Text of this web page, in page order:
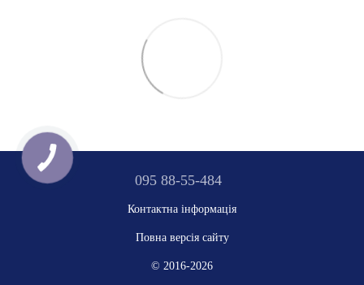
095 88-55-484
Контактна інформація
Повна версія сайту
© 2016-2026